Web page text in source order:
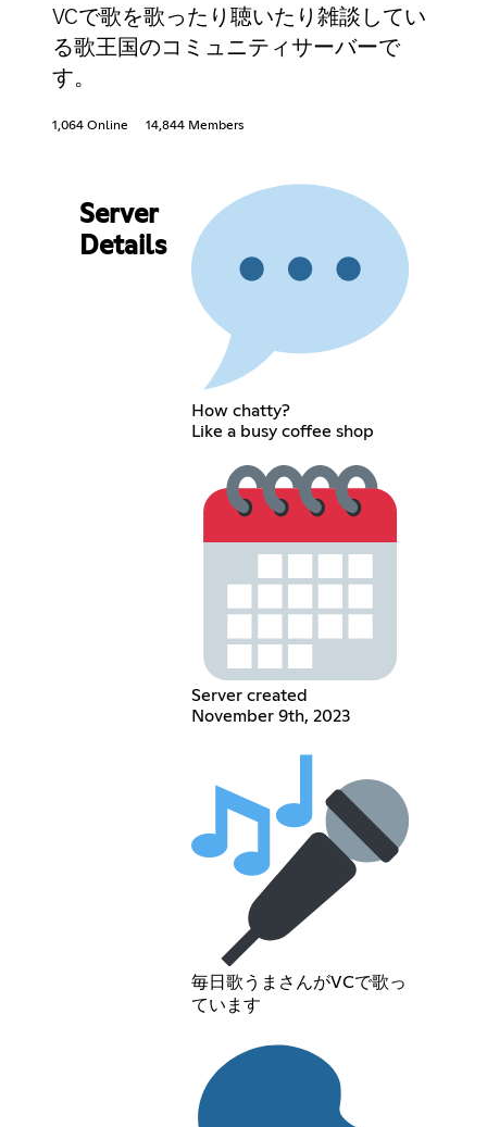
VCで歌を歌ったり聴いたり雑談してい
る歌王国のコミュニティサーバーで
す。
1,064 Online 14,844 Members
Server
Details
How chatty?
Like a busy coffee shop
Server created
November 9th, 2023
毎日歌うまさんがVCで歌っ
ています